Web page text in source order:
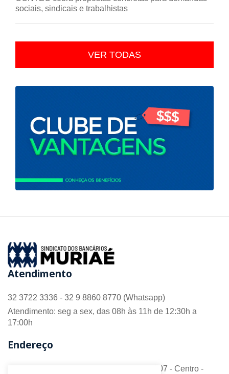
sociais, sindicais e trabalhistas
VER TODAS
Atendimento
32 3722 3336 - 32 9 8860 8770 (Whatsapp)
Atendimento: seg a sex, das 08h às 11h de 12:30h a
17:00h
Endereço
R. Barão do Monte Alto nº 70 - Sala 306/307 - Centro -